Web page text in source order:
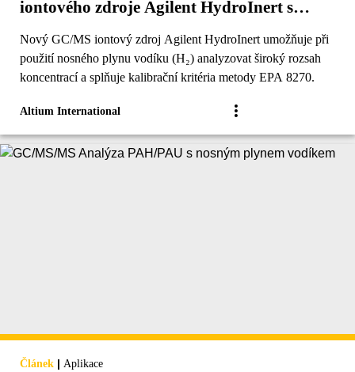
iontového zdroje Agilent HydroInert s
Nový GC/MS iontový zdroj Agilent HydroInert umožňuje při
použití nosného plynu vodíku (H₂) analyzovat široký rozsah
koncentrací a splňuje kalibrační kritéria metody EPA 8270.
Altium International
Článek | Aplikace